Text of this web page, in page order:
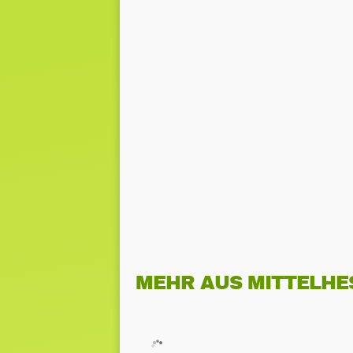
MEHR AUS